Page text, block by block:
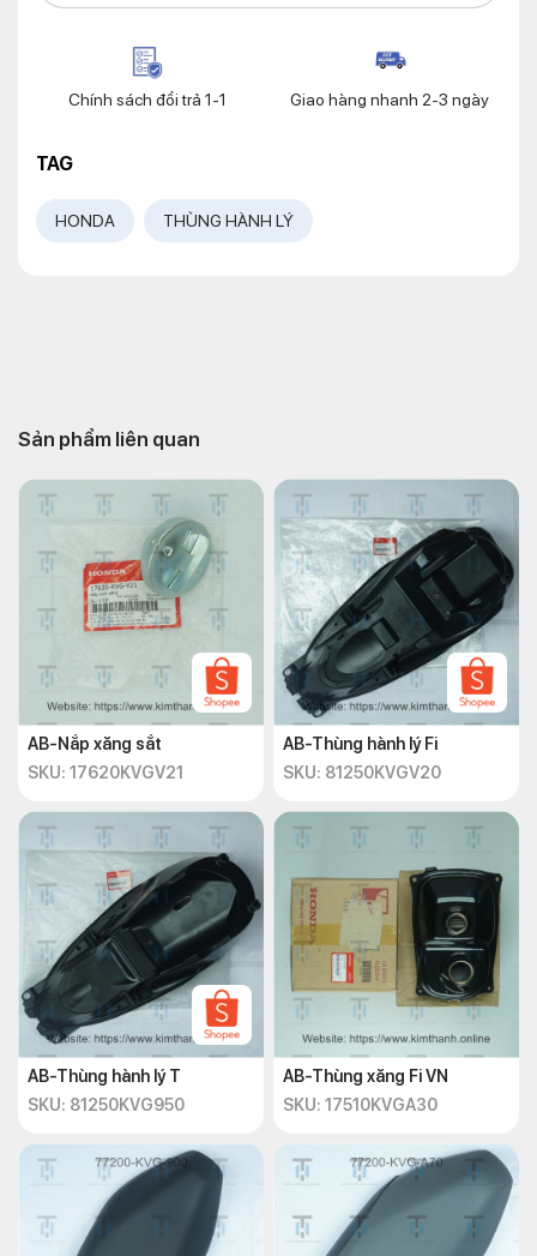
Chính sách đổi trả 1-1 Giao hàng nhanh 2-3 ngày
TAG
HONDA THÙNG HÀNH LÝ
Sản phẩm liên quan
AB-Nắp xăng sắt
SKU: 17620KVGV21
AB-Thùng hành lý Fi
SKU: 81250KVGV20
AB-Thùng hành lý T
SKU: 81250KVG950
AB-Thùng xăng Fi VN
SKU: 17510KVGA30